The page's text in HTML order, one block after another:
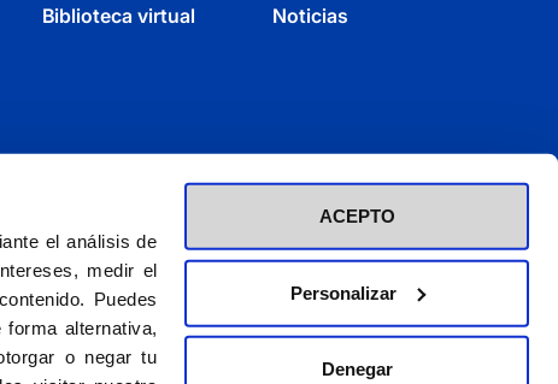
el análisis de
medir el
Puedes
alternativa,
o negar tu
ACEPTO
Personalizar
Denegar
Biblioteca virtual Noticias